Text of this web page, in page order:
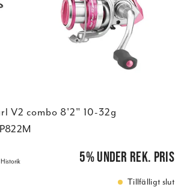
V2 combo 8'2" 10-32g
999,00 kr
Historik 5%under rek. pris
Tillfälligt slut